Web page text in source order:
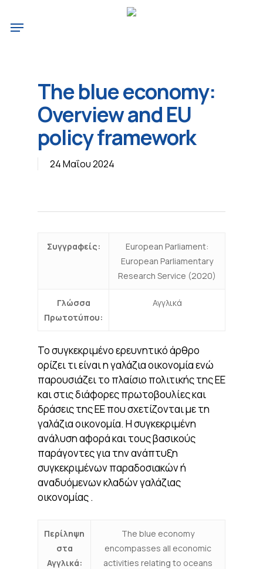
main
Menu
The blue economy:
Overview and EU
policy framework
24 Μαΐου 2024
Συγγραφείς:
European Parliament:
European Parliamentary
Research Service (2020)
Γλώσσα
Πρωτοτύπου:
Αγγλικά
Το συγκεκριμένο ερευνητικό άρθρο
ορίζει τι είναι η γαλάζια οικονομία ενώ
παρουσιάζει το πλαίσιο πολιτικής της ΕΕ
και στις διάφορες πρωτοβουλίες και
δράσεις της ΕΕ που σχετίζονται με τη
γαλάζια οικονομία. Η συγκεκριμένη
ανάλυση αφορά και τους βασικούς
παράγοντες για την ανάπτυξη
συγκεκριμένων παραδοσιακών ή
αναδυόμενων κλαδών γαλάζιας
οικονομίας .
Περίληψη
στα
Αγγλικά:
The blue economy
encompasses all economic
activities relating to oceans